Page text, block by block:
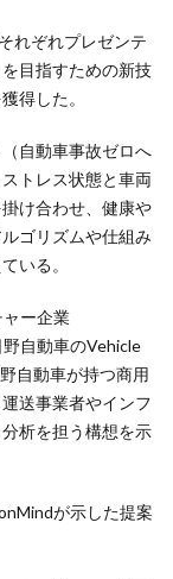
れぞれプレゼンテ
目指すための新技
得した。
自動車事故ゼロへ
トレス状態と車両
け合わせ、健康や
ゴリズムや仕組み
いる。
ー企業
自動車のVehicle
自動車が持つ商用
送事業者やインフ
析を担う構想を示
が示した提案